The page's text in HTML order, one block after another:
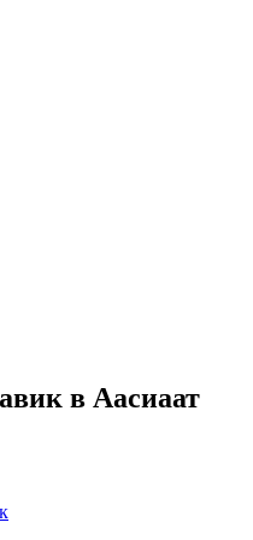
в Аасиаат